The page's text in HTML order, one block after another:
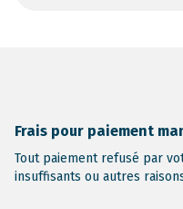
Frais pour paiement
Tout paiement refusé par
insuffisants ou autres